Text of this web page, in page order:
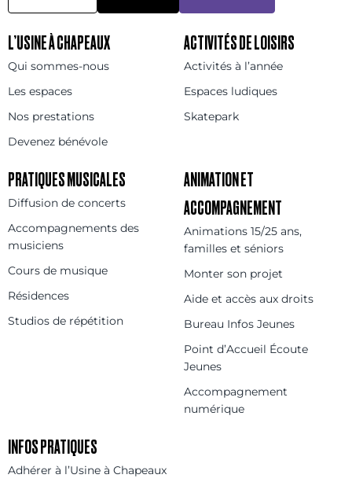
L’USINE À CHAPEAUX
Qui sommes-nous
Les espaces
Nos prestations
Devenez bénévole
ACTIVITÉS DE LOISIRS
Activités à l’année
Espaces ludiques
Skatepark
PRATIQUES MUSICALES
Diffusion de concerts
Accompagnements des
musiciens
Cours de musique
Résidences
Studios de répétition
ANIMATION ET
ACCOMPAGNEMENT
Animations 15/25 ans,
familles et séniors
Monter son projet
Aide et accès aux droits
Bureau Infos Jeunes
Point d’Accueil Écoute
Jeunes
Accompagnement
numérique
INFOS PRATIQUES
Adhérer à l’Usine à Chapeaux